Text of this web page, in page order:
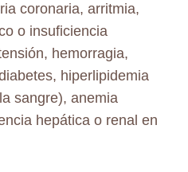
coronaria, arritmia,
o insuficiencia
hemorragia,
hiperlipidemia
sangre), anemia
hepática o renal en